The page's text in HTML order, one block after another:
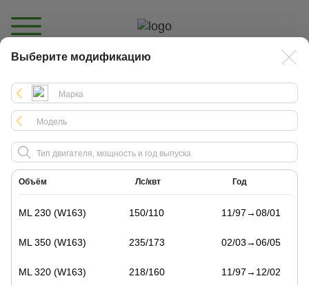
Выберите модификацию
Объём Лс/квт Год
ML 230 (W163) 150/110 11/97→08/01
ML 350 (W163) 235/173 02/03→06/05
ML 320 (W163) 218/160 11/97→12/02